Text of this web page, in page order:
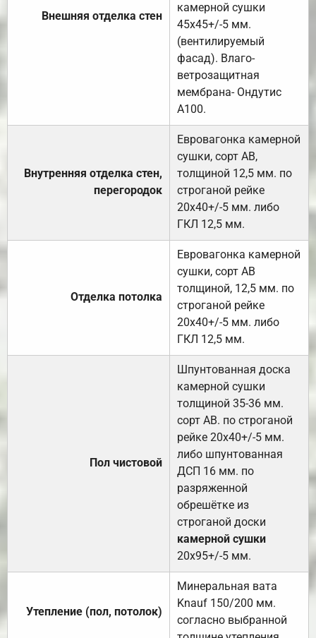
Внешняя отделка стен
камерной сушки
45х45+/-5 мм.
(вентилируемый
фасад). Влаго-
ветрозащитная
мембрана- Ондутис
А100.
Внутренняя отделка стен,
перегородок
Евровагонка камерной
сушки, сорт АВ,
толщиной 12,5 мм. по
строганой рейке
20х40+/-5 мм. либо
ГКЛ 12,5 мм.
Отделка потолка
Евровагонка камерной
сушки, сорт АВ
толщиной, 12,5 мм. по
строганой рейке
20х40+/-5 мм. либо
ГКЛ 12,5 мм.
Пол чистовой
Шпунтованная доска
камерной сушки
толщиной 35-36 мм.
сорт АВ. по строганой
рейке 20х40+/-5 мм.
либо шпунтованная
ДСП 16 мм. по
разряженной
обрешётке из
строганой доски
камерной сушки
20х95+/-5 мм.
Утепление (пол, потолок)
Минеральная вата
Knauf 150/200 мм.
согласно выбранной